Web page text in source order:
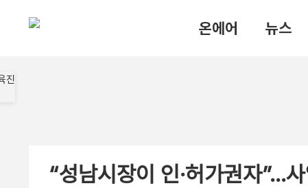
온에어 뉴스
“성남시장이 인·허가권자”…